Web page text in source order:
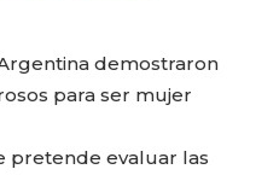
demostraron
para ser mujer
pretende evaluar las